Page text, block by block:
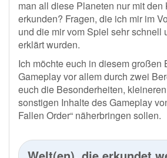
man all diese Planeten nur mit den
erkunden? Fragen, die ich mir im
und die mir vom Spiel sehr schnell
erklärt wurden.
Ich möchte euch in diesem großen
Gameplay vor allem durch zwei
euch die Besonderheiten,
sonstigen Inhalte des Gameplay
Fallen Order“ näherbringen sollen.